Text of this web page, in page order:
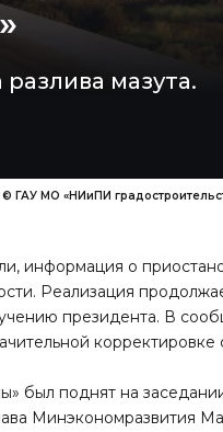
мазута.
ГАУ МО «НИиПИ
информация о
Реализация
президента. В
был поднят на
Минэкономразвития